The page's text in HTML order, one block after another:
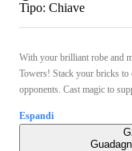
Tipo: Chiave
With your brilliant robe and
Towers! Stack your bricks to
opponents. Cast magic to
Espandi